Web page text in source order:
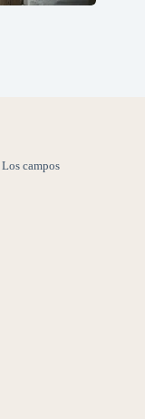
Los campos